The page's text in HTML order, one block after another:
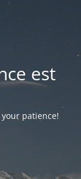
est
patience!